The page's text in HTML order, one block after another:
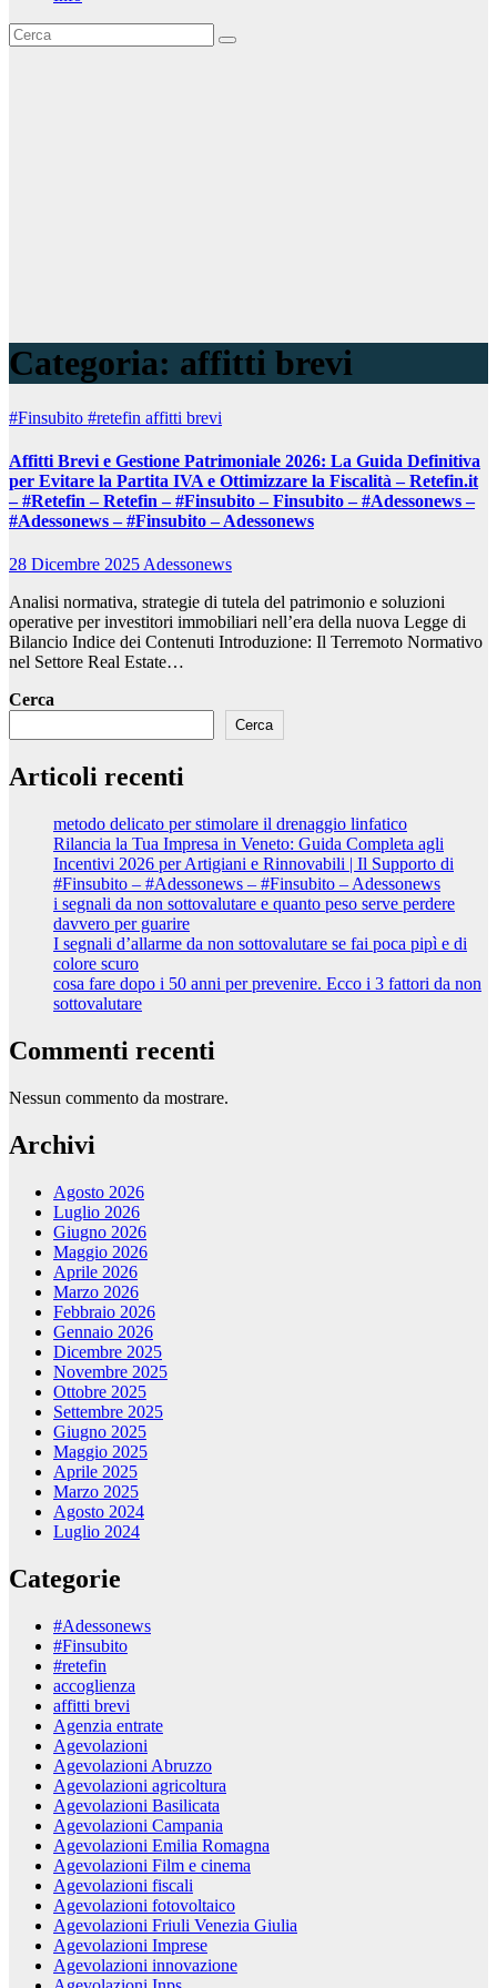
Categoria: affitti brevi
#Finsubito #retefin affitti brevi
Affitti Brevi e Gestione Patrimoniale 2026: La Guida Definitiva
per Evitare la Partita IVA e Ottimizzare la Fiscalità – Retefin.it
– #Retefin – Retefin – #Finsubito – Finsubito – #Adessonews –
#Adessonews – #Finsubito – Adessonews
28 Dicembre 2025Adessonews
Analisi normativa, strategie di tutela del patrimonio e soluzioni
operative per investitori immobiliari nell’era della nuova Legge di
Bilancio Indice dei Contenuti Introduzione: Il Terremoto Normativo
nel Settore Real Estate…
Cerca
Cerca
Articoli recenti
metodo delicato per stimolare il drenaggio linfatico
Rilancia la Tua Impresa in Veneto: Guida Completa agli
Incentivi 2026 per Artigiani e Rinnovabili | Il Supporto di
#Finsubito – #Adessonews – #Finsubito – Adessonews
i segnali da non sottovalutare e quanto peso serve perdere
davvero per guarire
I segnali d’allarme da non sottovalutare se fai poca pipì e di
colore scuro
cosa fare dopo i 50 anni per prevenire. Ecco i 3 fattori da non
sottovalutare
Commenti recenti
Nessun commento da mostrare.
Archivi
Agosto 2026
Luglio 2026
Giugno 2026
Maggio 2026
Aprile 2026
Marzo 2026
Febbraio 2026
Gennaio 2026
Dicembre 2025
Novembre 2025
Ottobre 2025
Settembre 2025
Giugno 2025
Maggio 2025
Aprile 2025
Marzo 2025
Agosto 2024
Luglio 2024
Categorie
#Adessonews
#Finsubito
#retefin
accoglienza
affitti brevi
Agenzia entrate
Agevolazioni
Agevolazioni Abruzzo
Agevolazioni agricoltura
Agevolazioni Basilicata
Agevolazioni Campania
Agevolazioni Emilia Romagna
Agevolazioni Film e cinema
Agevolazioni fiscali
Agevolazioni fotovoltaico
Agevolazioni Friuli Venezia Giulia
Agevolazioni Imprese
Agevolazioni innovazione